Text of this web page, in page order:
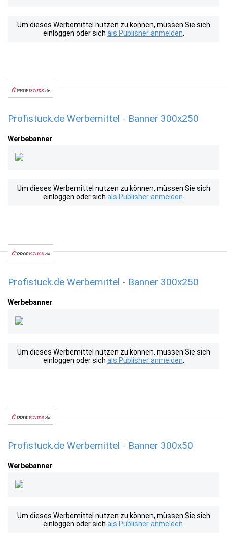
Um dieses Werbemittel nutzen zu können, müssen Sie sich
einloggen oder sich als Publisher anmelden
Profistuck.de Werbemittel - Banner 300x250
Werbebanner
Um dieses Werbemittel nutzen zu können, müssen Sie sich
einloggen oder sich als Publisher anmelden
Profistuck.de Werbemittel - Banner 300x250
Werbebanner
Um dieses Werbemittel nutzen zu können, müssen Sie sich
einloggen oder sich als Publisher anmelden
Profistuck.de Werbemittel - Banner 300x50
Werbebanner
Um dieses Werbemittel nutzen zu können, müssen Sie sich
einloggen oder sich als Publisher anmelden